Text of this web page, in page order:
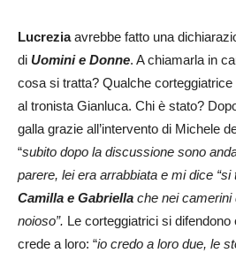
Lucreziaavrebbe fatto una
di Uomini e Donne. A chiamarla in
cosa si tratta? Qualche
al tronista Gianluca. Chi è stato?
galla grazie all’intervento di Michele
“subito dopo la discussione sono
parere, lei era arrabbiata e mi dice
Camilla e Gabriella che nei camerini
noioso”. Le corteggiatrici si difendono
crede a loro: “io credo a loro due, le